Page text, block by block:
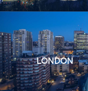
LONDON